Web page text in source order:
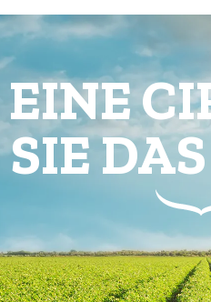
Saucen
und Getreide